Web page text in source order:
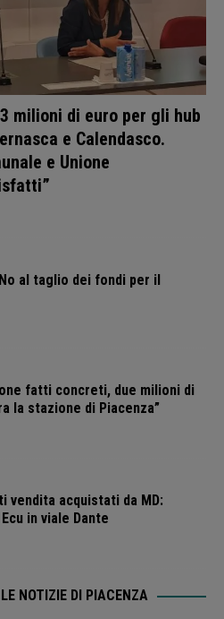
milioni di euro per gli hub
e Calendasco.
e Unione
al taglio dei fondi per il
fatti concreti, due milioni di
la stazione di Piacenza”
vendita acquistati da MD:
in viale Dante
NOTIZIE DI PIACENZA